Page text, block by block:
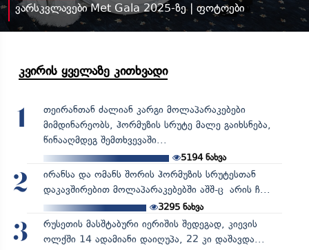
ვარსკვლავები Met Gala 2025-ზე | ფოტოები
კვირის ყველაზე კითხვადი
1
თეირანთან ძალიან კარგი მოლაპარაკებები
მიმდინარეობს, ჰორმუზის სრუტე მალე გაიხსნება,
წინააღმდეგ შემთხვევაში...
5194ნახვა
2
ირანსა და ომანს შორის ჰორმუზის სრუტესთან
დაკავშირებით მოლაპარაკებებში აშშ-ც არის ჩ...
3295ნახვა
3
რუსეთის მასშტაბური იერიშის შედეგად, კიევის
ოლქში 14 ადამიანი დაიღუპა, 22 კი დაშავდა...